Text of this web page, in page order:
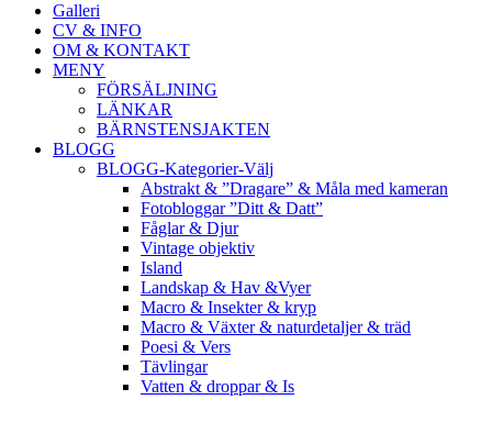
Galleri
CV & INFO
OM & KONTAKT
MENY
FÖRSÄLJNING
LÄNKAR
BÄRNSTENSJAKTEN
BLOGG
BLOGG-Kategorier-Välj
Abstrakt & ”Dragare” & Måla med kameran
Fotobloggar ”Ditt & Datt”
Fåglar & Djur
Vintage objektiv
Island
Landskap & Hav &Vyer
Macro & Insekter & kryp
Macro & Växter & naturdetaljer & träd
Poesi & Vers
Tävlingar
Vatten & droppar & Is